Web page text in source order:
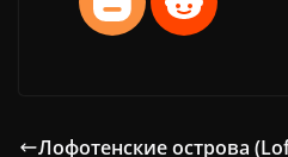
Лофотенские острова